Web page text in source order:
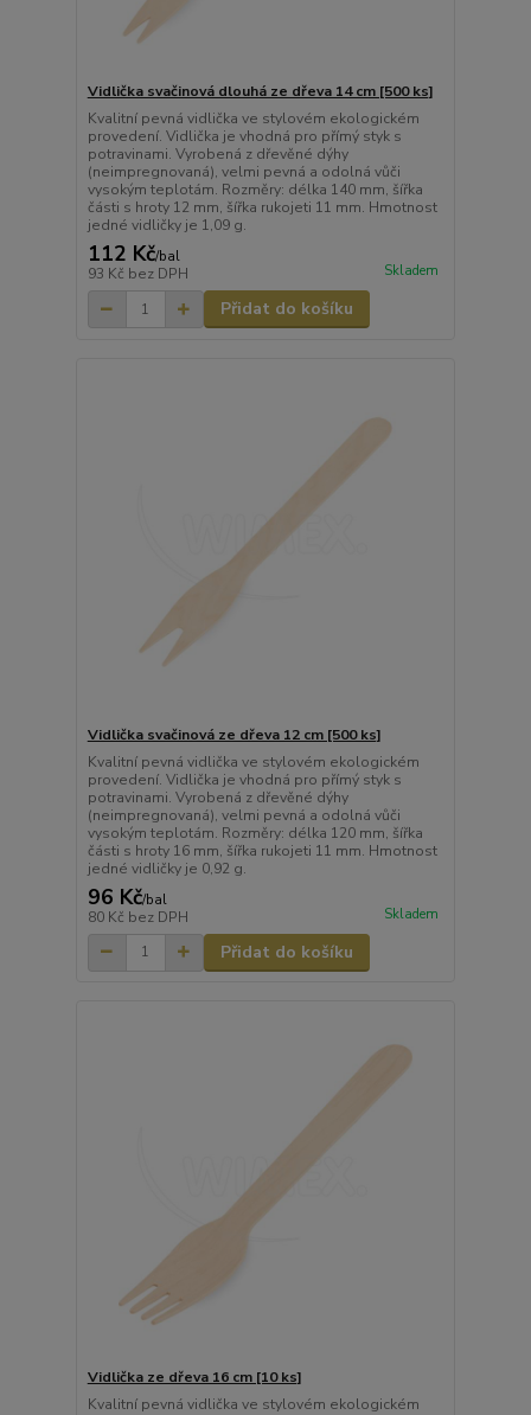
Vidlička svačinová dlouhá ze dřeva 14 cm [500 ks]
Kvalitní pevná vidlička ve stylovém ekologickém
provedení. Vidlička je vhodná pro přímý styk s
potravinami. Vyrobená z dřevěné dýhy
(neimpregnovaná), velmi pevná a odolná vůči
vysokým teplotám. Rozměry: délka 140 mm, šířka
části s hroty 12 mm, šířka rukojeti 11 mm. Hmotnost
jedné vidličky je 1,09 g.
112 Kč/bal
93 Kč bez DPH Skladem
Přidat do košíku
Vidlička svačinová ze dřeva 12 cm [500 ks]
Kvalitní pevná vidlička ve stylovém ekologickém
provedení. Vidlička je vhodná pro přímý styk s
potravinami. Vyrobená z dřevěné dýhy
(neimpregnovaná), velmi pevná a odolná vůči
vysokým teplotám. Rozměry: délka 120 mm, šířka
části s hroty 16 mm, šířka rukojeti 11 mm. Hmotnost
jedné vidličky je 0,92 g.
96 Kč/bal
80 Kč bez DPH Skladem
Přidat do košíku
Vidlička ze dřeva 16 cm [10 ks]
Kvalitní pevná vidlička ve stylovém ekologickém